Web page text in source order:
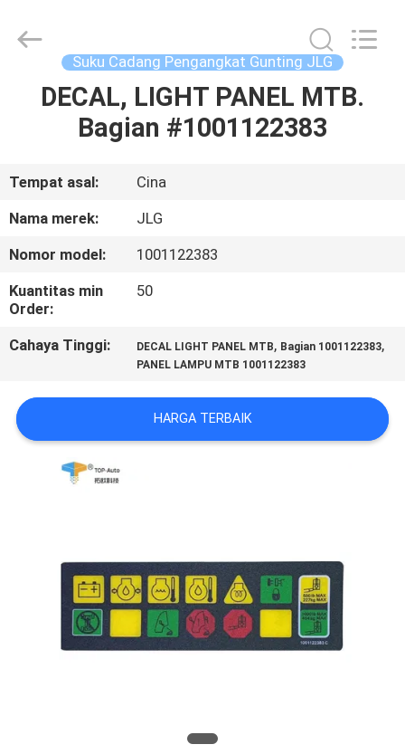
RUMAH
VIDEO
TENTANG
KAMI
TUR
PABRIK
KONTROL
KUALITAS
KAMI
PERMINTAAN
PENAWARAN
Suku Cadang Pengangkat Gunting JLG
DECAL, LIGHT PANEL MTB.
Bagian #1001122383
Tempat asal:
Cina
Nama merek:
JLG
Nomor model:
1001122383
Kuantitas min
Order:
50
Cahaya Tinggi: DECAL LIGHT PANEL MTB, Bagian 1001122383,
PANEL LAMPU MTB 1001122383
HARGA TERBAIK